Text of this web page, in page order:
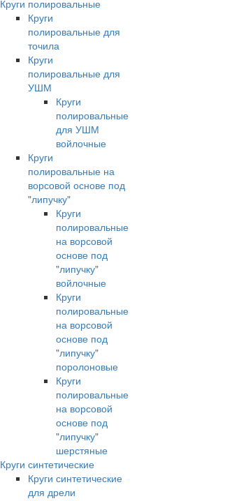
Круги полировальные
Круги
полировальные для
точила
Круги
полировальные для
УШМ
Круги
полировальные
для УШМ
войлочные
Круги
полировальные на
ворсовой основе под
"липучку"
Круги
полировальные
на ворсовой
основе под
"липучку"
войлочные
Круги
полировальные
на ворсовой
основе под
"липучку"
поролоновые
Круги
полировальные
на ворсовой
основе под
"липучку"
шерстяные
Круги синтетические
Круги синтетические
для дрели